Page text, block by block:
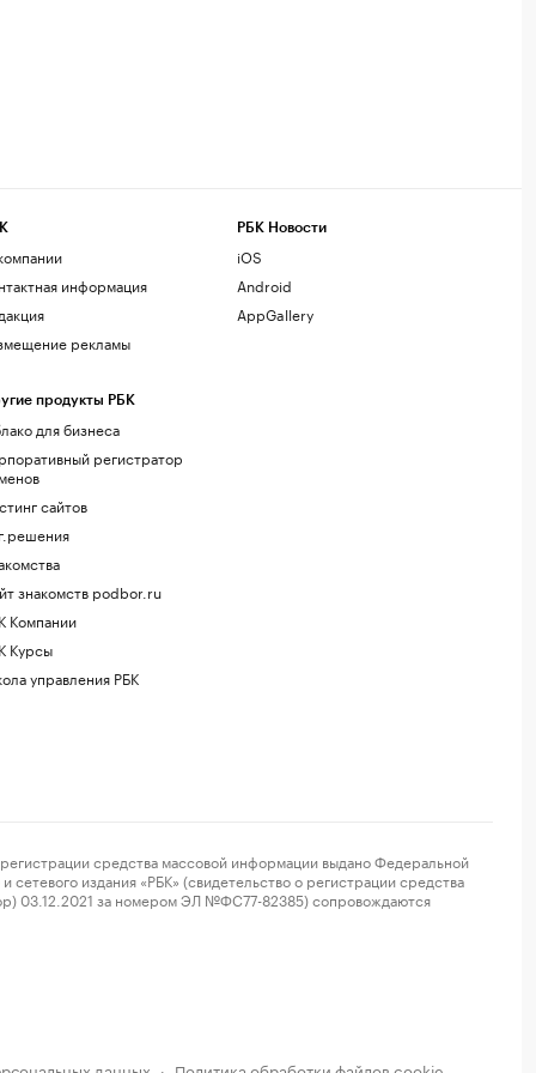
информация
рекламы
продукты РБК
для бизнеса
регистратор
сайтов
знакомств podbor.ru
Компании
Курсы
управления РБК
РБК Новости
iOS
Android
AppGallery
средства массовой информации выдано Федеральной
издания «РБК» (свидетельство о регистрации средства
03.12.2021 за номером ЭЛ №ФС77-82385) сопровождаются